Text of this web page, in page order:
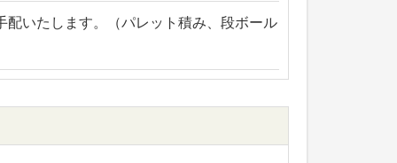
いたします。（パレット積み、段ボール